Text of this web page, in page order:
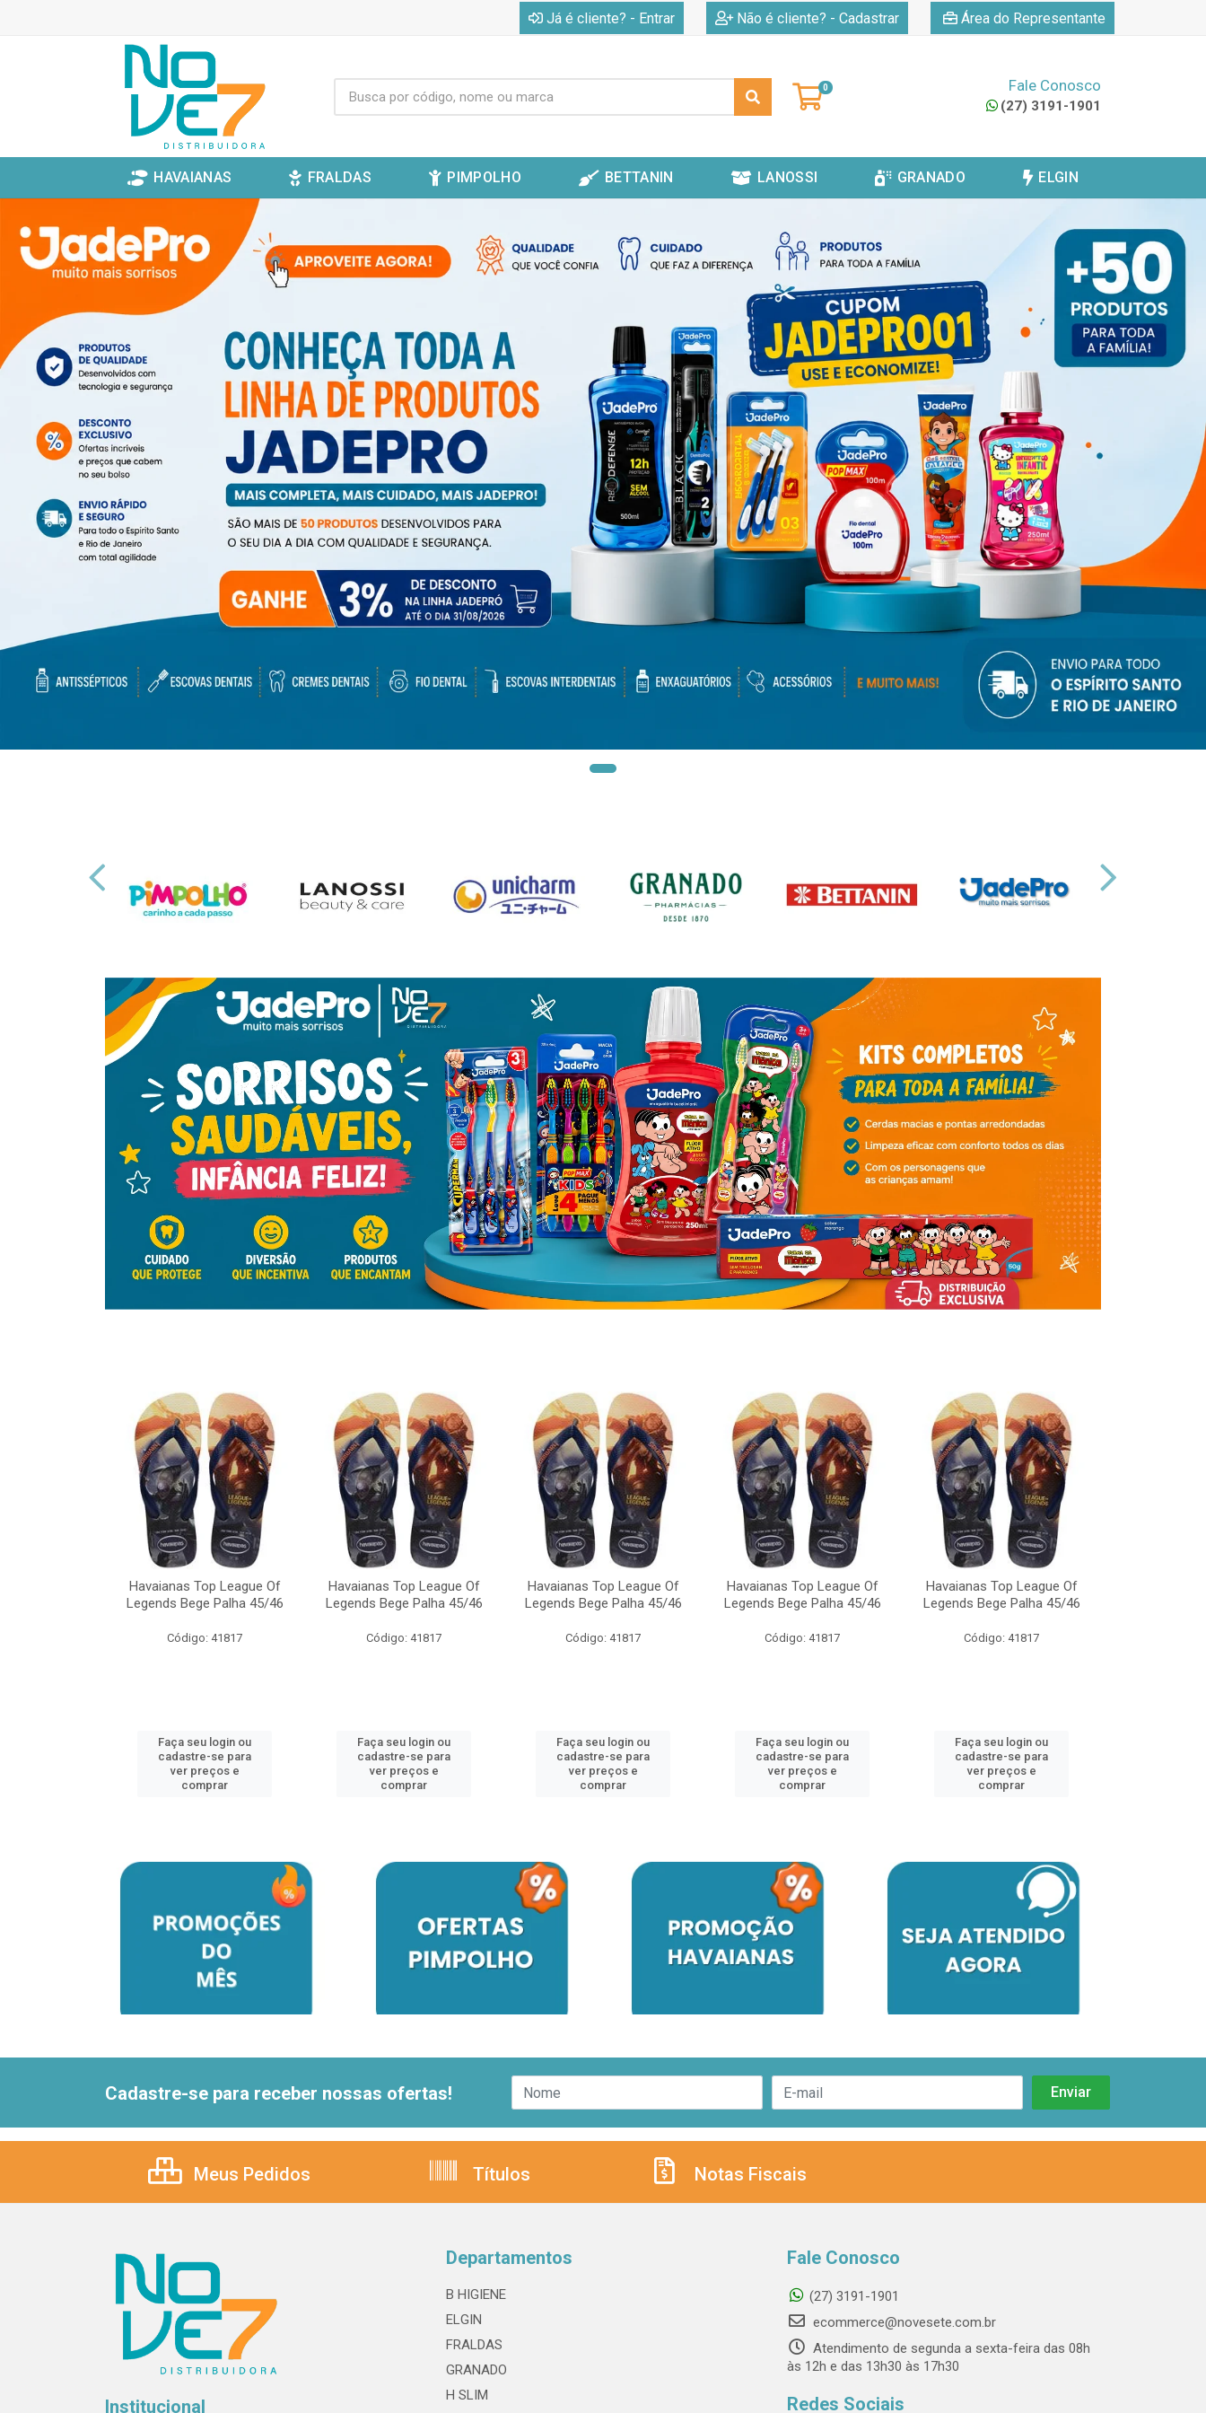
Já é cliente? - Entrar Não é cliente? - Cadastrar Área do Representante
0 Fale Conosco
(27) 3191-1901
HAVAIANAS FRALDAS PIMPOLHO BETTANIN LANOSSI GRANADO ELGIN
Havaianas Top League Of
Legends Bege Palha 45/46
Código: 41817
Faça seu login ou
cadastre-se para
ver preços e
comprar
Havaianas Top League Of
Legends Bege Palha 45/46
Código: 41817
Faça seu login ou
cadastre-se para
ver preços e
comprar
Havaianas Top League Of
Legends Bege Palha 45/46
Código: 41817
Faça seu login ou
cadastre-se para
ver preços e
comprar
Havaianas Top League Of
Legends Bege Palha 45/46
Código: 41817
Faça seu login ou
cadastre-se para
ver preços e
comprar
Havaianas Top League Of
Legends Bege Palha 45/46
Código: 41817
Faça seu login ou
cadastre-se para
ver preços e
comprar
Cadastre-se para receber nossas ofertas!
Meus Pedidos Títulos Notas Fiscais
Institucional
Departamentos
B HIGIENE
ELGIN
FRALDAS
GRANADO
H SLIM
Fale Conosco
(27) 3191-1901
ecommerce@novesete.com.br
Atendimento de segunda a sexta-feira das 08h
às 12h e das 13h30 às 17h30
Redes Sociais